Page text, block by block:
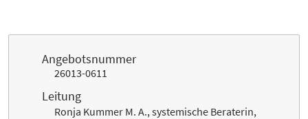
Angebotsnummer
26013-0611
Leitung
Ronja Kummer M. A., systemische Beraterin,